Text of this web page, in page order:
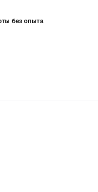
без опыта